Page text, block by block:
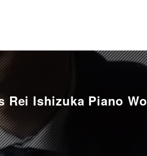
Ishizuka Piano